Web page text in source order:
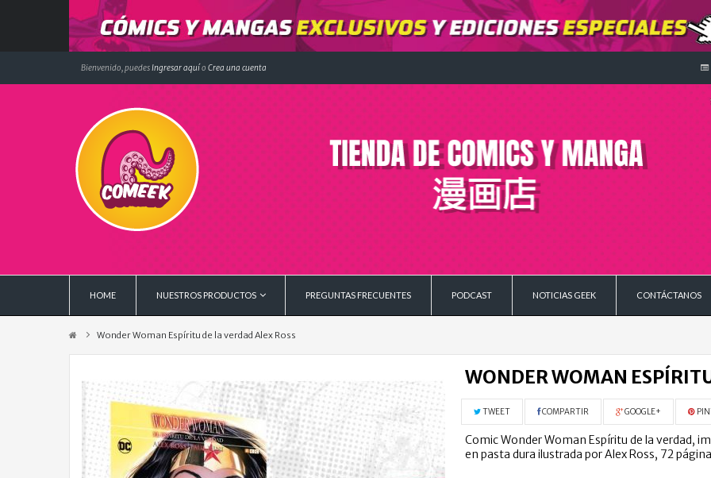
Bienvenido, puedesIngresar aquío Crea una cuenta
HOME NUESTROS PRODUCTOS PREGUNTAS FRECUENTES PODCAST NOTICIAS GEEK CONTÁCTANOS
Wonder Woman Espíritu de la verdad Alex Ross
WONDER WOMAN
TWEET COMPARTIR GOOGLE+
Comic Wonder Woman Espíritu de la verdad,
en pasta dura ilustrada por Alex Ross, 72